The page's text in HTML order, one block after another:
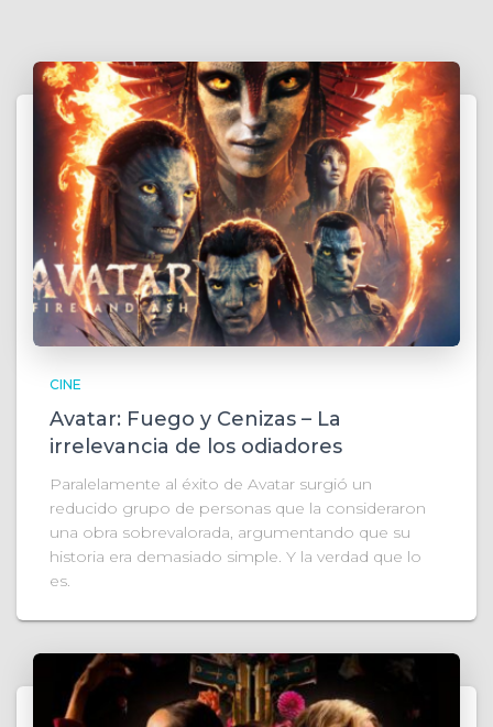
CINE
Avatar: Fuego y Cenizas – La
irrelevancia de los odiadores
Paralelamente al éxito de Avatar surgió un
reducido grupo de personas que la consideraron
una obra sobrevalorada, argumentando que su
historia era demasiado simple. Y la verdad que lo
es.